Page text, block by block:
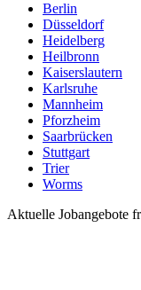
Berlin
Düsseldorf
Heidelberg
Heilbronn
Kaiserslautern
Karlsruhe
Mannheim
Pforzheim
Saarbrücken
Stuttgart
Trier
Worms
Aktuelle Jobangebote